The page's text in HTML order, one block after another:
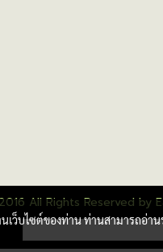
All Rights Reserved by
ผู้เข้าชมวันนี้ 1
ว็บไซต์ของท่าน ท่านสามารถอ่าน